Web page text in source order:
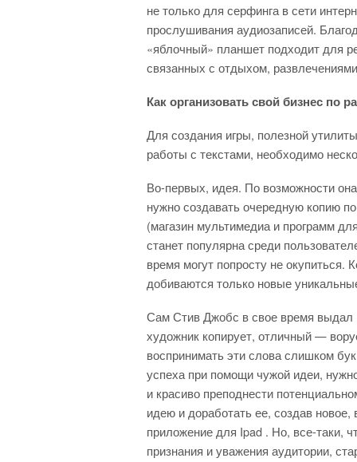
не только для серфинга в сети
прослушивания аудиозаписей.
«яблочный» планшет подходит для
связанных с отдыхом,
Как организовать свой бизнес по
Для создания игры, полезной
работы с текстами, необходимо
Во-первых, идея. По возможности
нужно создавать очередную копию
(магазин мультимедиа и программ
станет популярна среди
время могут попросту не окупиться.
добиваются только новые
Сам Стив Джобс в свое время
художник копирует, отличный —
воспринимать эти слова слишком
успеха при помощи чужой идеи,
и красиво преподнести
идею и доработать ее, создав новое,
приложение для Ipad . Но, все-таки,
признания и уважения аудитории,